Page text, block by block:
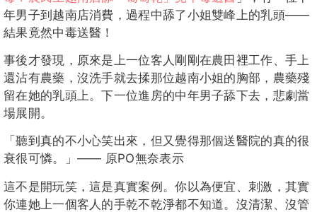
年男子到越南店消費，過程中舔了小姐雙峰上的乳頭——
結果竟然中毒送醫！
事後才發現，原來是上一位客人剛剛在農田裡工作、手上
還沾有農藥，沒洗手就去揉那位越南小姐的胸部，農藥殘
留在她的乳頭上。下一位進房的中年男子舔下去，悲劇當
場展開。
「聽到真的不小心笑出來，但又覺得那個送醫院的真的很
衰很可憐。」—— 原PO無奈表示
這不是開玩笑，這是真實案例。你以為便宜、刺激，其實
你連她上一個客人的手乾不乾淨都不知道。沒清潔、沒管